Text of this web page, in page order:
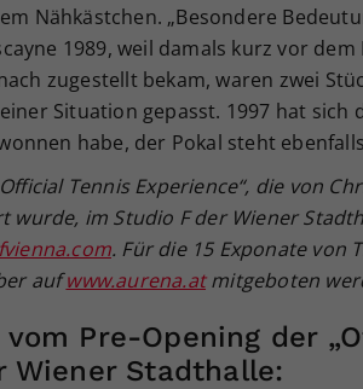
Nähkästchen. „Besondere
1989, weil damals kurz vor dem
zugestellt bekam, waren zwei
Situation gepasst. 1997 hat sich
habe, der Pokal steht
Tennis Experience“, die von
wurde, im Studio F der Wiener
. Für die 15 Exponate von
aufwww.aurena.atmitgeboten
Pre-Opening der
Wiener Stadthalle: